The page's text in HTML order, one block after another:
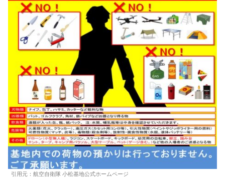
引用元：航空自衛隊 小松基地公式ホームページ